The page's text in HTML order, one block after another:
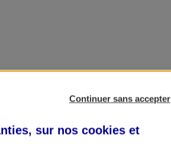
Continuer sans accepter
sur nos cookies et